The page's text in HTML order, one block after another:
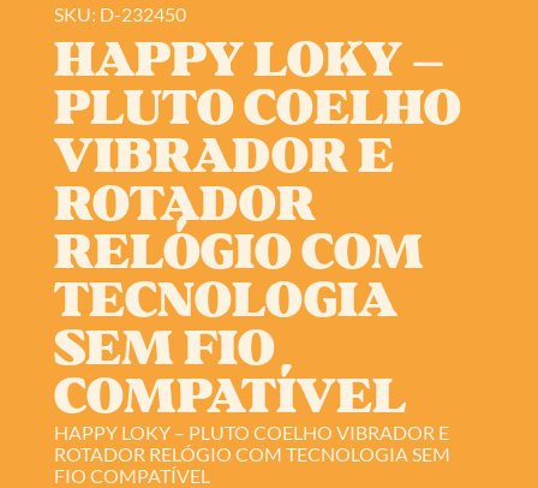
SKU: D-232450
HAPPY LOKY –
PLUTO COELHO
VIBRADOR E
ROTADOR
RELÓGIO COM
TECNOLOGIA
SEM FIO
COMPATÍVEL
HAPPY LOKY – PLUTO COELHO VIBRADOR E
ROTADOR RELÓGIO COM TECNOLOGIA SEM
FIO COMPATÍVEL